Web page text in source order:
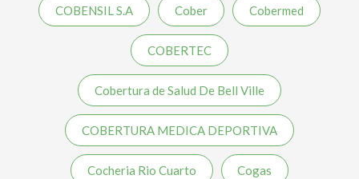
COBENSIL S.A Cober Cobermed
COBERTEC
Cobertura de Salud De Bell Ville
COBERTURA MEDICA DEPORTIVA
Cocheria Rio Cuarto Cogas